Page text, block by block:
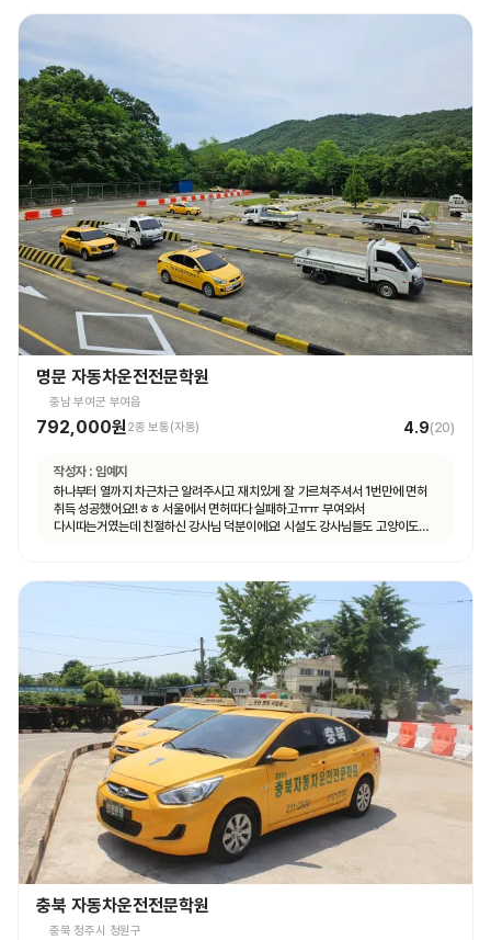
명문 자동차운전전문학원
충남 부여군 부여읍
792,000원 2종 보통(자동) 4.9(20)
작성자 : 임예지
하나부터 열까지 차근차근 알려주시고 재치있게 잘 가르쳐주셔서 1번만에 면허
취득 성공했어요!!ㅎㅎ 서울에서 면허따다 실패하고ㅠㅠ 부여와서
다시따는거였는데 친절하신 강사님 덕분이에요! 시설도 강사님들도 고양이도
충북 자동차운전전문학원
충북 청주시 청원구